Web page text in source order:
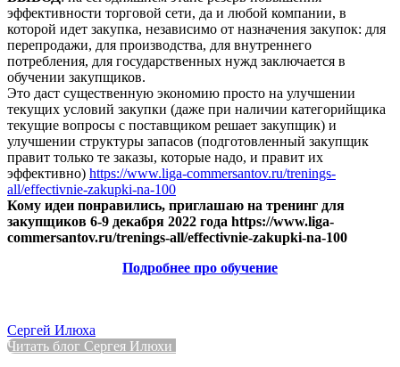
эффективности торговой сети, да и любой компании, в
которой идет закупка, независимо от назначения закупок: для
перепродажи, для производства, для внутреннего
потребления, для государственных нужд заключается в
обучении закупщиков.
Это даст существенную экономию просто на улучшении
текущих условий закупки (даже при наличии категорийщика
текущие вопросы с поставщиком решает закупщик) и
улучшении структуры запасов (подготовленный закупщик
правит только те заказы, которые надо, и правит их
эффективно) https://www.liga-commersantov.ru/trenings-
all/effectivnie-zakupki-na-100
Кому идеи понравились, приглашаю на тренинг для
закупщиков 6-9 декабря 2022 года https://www.liga-
commersantov.ru/trenings-all/effectivnie-zakupki-na-100
Подробнее про обучение
Сергей Илюха
Читать блог Сергея Илюхи